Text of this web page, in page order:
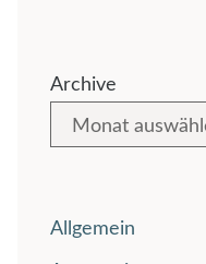
Archive
Allgemein